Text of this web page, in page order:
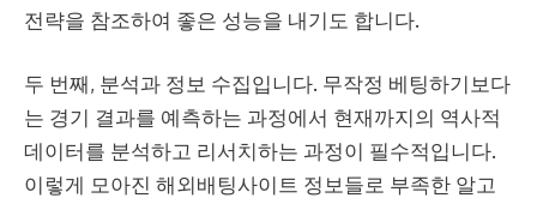
전략을 참조하여 좋은 성능을 내기도 합니다.
두 번째, 분석과 정보 수집입니다. 무작정 베팅하기보다
는 경기 결과를 예측하는 과정에서 현재까지의 역사적
데이터를 분석하고 리서치하는 과정이 필수적입니다.
이렇게 모아진 해외배팅사이트 정보들로 부족한 알고